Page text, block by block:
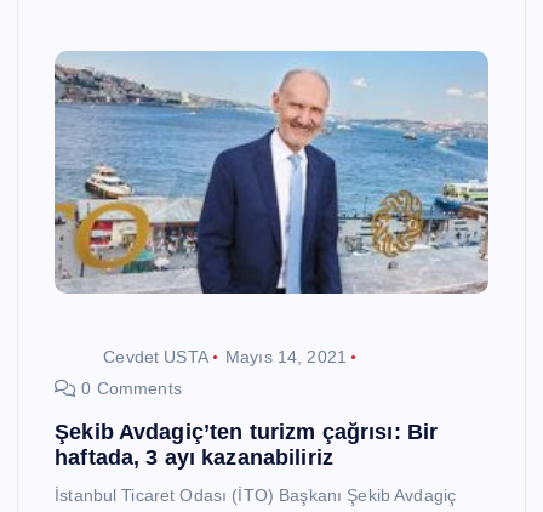
Cevdet USTA
Mayıs 14, 2021
0 Comments
Şekib Avdagiç’ten turizm çağrısı: Bir
haftada, 3 ayı kazanabiliriz
İstanbul Ticaret Odası (İTO) Başkanı Şekib Avdagiç